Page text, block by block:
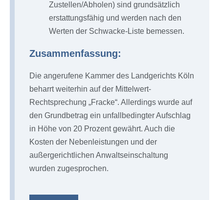
Zustellen/Abholen) sind grundsätzlich
erstattungsfähig und werden nach den
Werten der Schwacke-Liste bemessen.
Zusammenfassung:
Die angerufene Kammer des Landgerichts Köln
beharrt weiterhin auf der Mittelwert-
Rechtsprechung „Fracke“. Allerdings wurde auf
den Grundbetrag ein unfallbedingter Aufschlag
in Höhe von 20 Prozent gewährt. Auch die
Kosten der Nebenleistungen und der
außergerichtlichen Anwaltseinschaltung
wurden zugesprochen.